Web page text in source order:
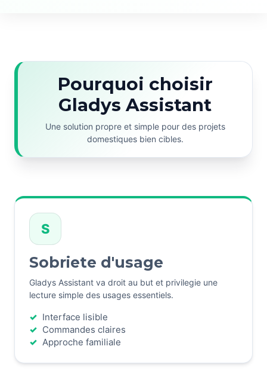
Pourquoi choisir
Gladys Assistant
Une solution propre et simple pour des projets
domestiques bien cibles.
S
Sobriete d'usage
Gladys Assistant va droit au but et privilegie une
lecture simple des usages essentiels.
Interface lisible
Commandes claires
Approche familiale